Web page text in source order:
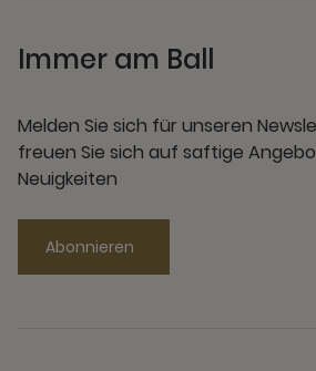
Immer am Ball
Melden Sie sich für unseren
freuen Sie sich auf saftige
Neuigkeiten
Abonnieren